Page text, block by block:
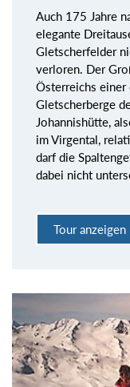
Auch 175 Jahre
elegante
Gletscherfelder
verloren. Der
Österreichs einer
Gletscherberge
Johannishütte,
im Virgental,
darf die
dabei nicht
Tour anzeigen